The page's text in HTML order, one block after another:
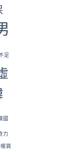
足
國
力
買